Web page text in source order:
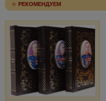
РЕКОМЕНДУЕМ